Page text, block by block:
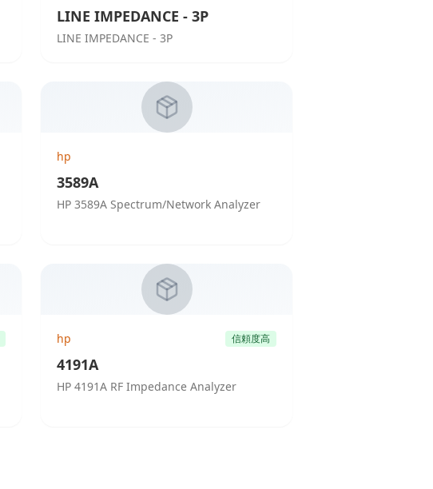
LINE IMPEDANCE - 3P
LINE IMPEDANCE - 3P
hp
3589A
HP 3589A Spectrum/Network Analyzer
hp 信頼度高
4191A
HP 4191A RF Impedance Analyzer